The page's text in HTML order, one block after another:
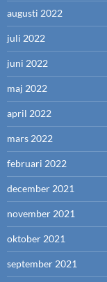
augusti 2022
juli 2022
juni 2022
maj 2022
april 2022
mars 2022
februari 2022
december 2021
november 2021
oktober 2021
september 2021